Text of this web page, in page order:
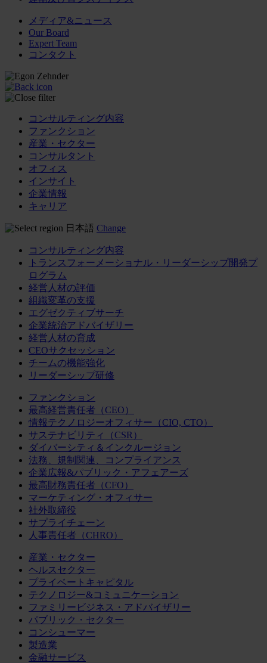
メディア&ニュース
Our Board
Expert Team
コンタクト
コンサルティング内容
ファンクション
産業・セクター
コンサルタント
オフィス
インサイト
企業情報
キャリア
日本語 Change
コンサルティング内容
トランスフォーメーショナル・リーダーシップ開発プ
ログラム
経営人材の評価
組織変革の支援
エグゼクティブサーチ
企業統治アドバイザリー
経営人材の育成
CEOサクセッション
チームの機能強化
リーダーシップ研修
ファンクション
最高経営責任者（CEO）
情報テクノロジーオフィサー（CIO, CTO）
サステナビリティ（CSR）
ダイバーシティ＆インクルージョン
法務、規制関連、コンプライアンス
企業広報&パブリック・アフェアーズ
最高財務責任者（CFO）
マーケティング・オフィサー
社外取締役
サプライチェーン
人事責任者（CHRO）
産業・セクター
ヘルスセクター
プライベートキャピタル
テクノロジー&コミュニケーション
ファミリービジネス・アドバイザリー
パブリック・セクター
コンシューマー
製造業
金融サービス